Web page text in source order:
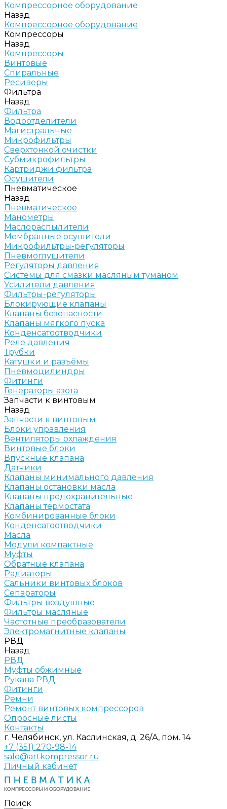
Компрессорное оборудование
Назад
Компрессорное оборудование
Компрессоры
Назад
Компрессоры
Винтовые
Спиральные
Ресиверы
Фильтра
Назад
Фильтра
Водоотделители
Магистральные
Микрофильтры
Сверхтонкой очистки
Субмикрофильтры
Картриджи фильтра
Осушители
Пневматическое
Назад
Пневматическое
Манометры
Маслораспылители
Мембранные осушители
Микрофильтры-регуляторы
Пневмоглушители
Регуляторы давления
Системы для смазки масляным туманом
Усилители давления
Фильтры-регуляторы
Блокирующие клапаны
Клапаны безопасности
Клапаны мягкого пуска
Конденсатоотводчики
Реле давления
Трубки
Катушки и разъёмы
Пневмоцилиндры
Фитинги
Генераторы азота
Запчасти к винтовым
Назад
Запчасти к винтовым
Блоки управления
Вентиляторы охлаждения
Винтовые блоки
Впускные клапана
Датчики
Клапаны минимального давления
Клапаны остановки масла
Клапаны предохранительные
Клапаны термостата
Комбинированные блоки
Конденсатоотводчики
Масла
Модули компактные
Муфты
Обратные клапана
Радиаторы
Сальники винтовых блоков
Сепараторы
Фильтры воздушные
Фильтры масляные
Частотные преобразователи
Электромагнитные клапаны
РВД
Назад
РВД
Муфты обжимные
Рукава РВД
Фитинги
Ремни
Ремонт винтовых компрессоров
Опросные листы
Контакты
г. Челябинск, ул. Каслинская, д. 26/А, пом. 14
+7 (351) 270-98-14
sale@artkompressor.ru
Личный кабинет
Поиск